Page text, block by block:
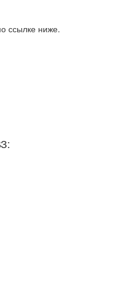
ссылке ниже.